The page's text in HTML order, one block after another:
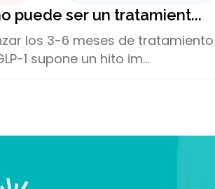
puede ser un tratamient...
los 3-6 meses de tratamiento
1 supone un hito im...